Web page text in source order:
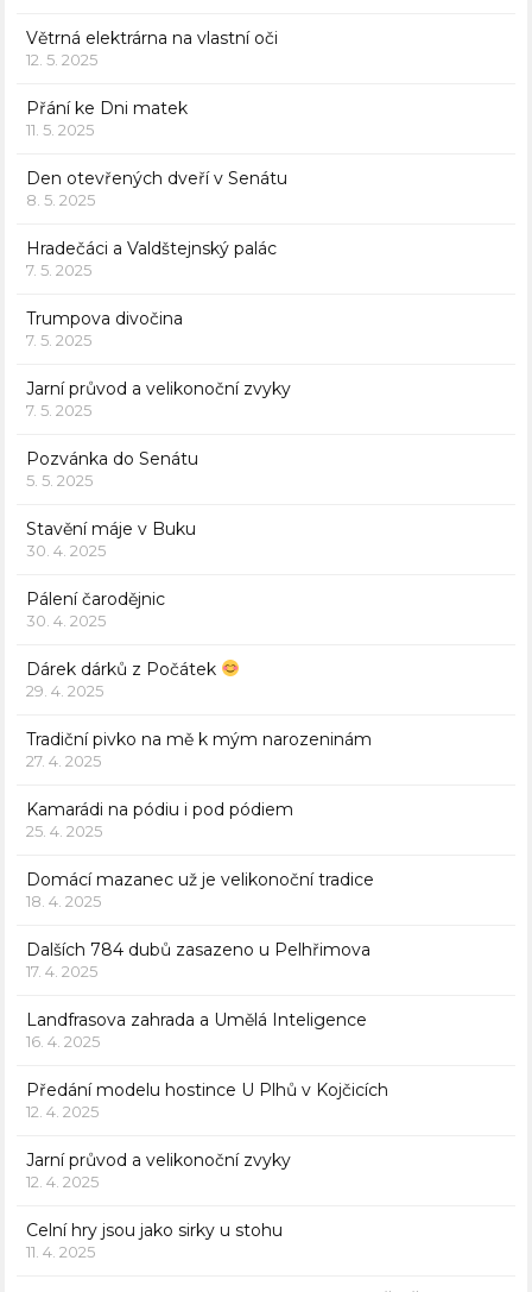
Větrná elektrárna na vlastní oči
12. 5. 2025
Přání ke Dni matek
11. 5. 2025
Den otevřených dveří v Senátu
8. 5. 2025
Hradečáci a Valdštejnský palác
7. 5. 2025
Trumpova divočina
7. 5. 2025
Jarní průvod a velikonoční zvyky
7. 5. 2025
Pozvánka do Senátu
5. 5. 2025
Stavění máje v Buku
30. 4. 2025
Pálení čarodějnic
30. 4. 2025
Dárek dárků z Počátek
29. 4. 2025
Tradiční pivko na mě k mým narozeninám
27. 4. 2025
Kamarádi na pódiu i pod pódiem
25. 4. 2025
Domácí mazanec už je velikonoční tradice
18. 4. 2025
Dalších 784 dubů zasazeno u Pelhřimova
17. 4. 2025
Landfrasova zahrada a Umělá Inteligence
16. 4. 2025
Předání modelu hostince U Plhů v Kojčicích
12. 4. 2025
Jarní průvod a velikonoční zvyky
12. 4. 2025
Celní hry jsou jako sirky u stohu
11. 4. 2025